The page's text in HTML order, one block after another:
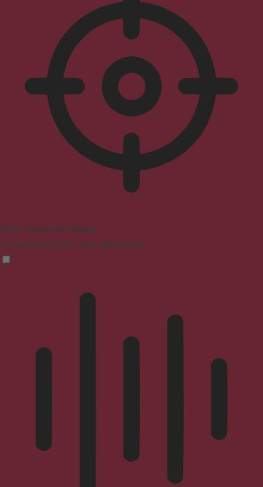
ADHD-freundlicher Modus
Fokussiertes Surfen, ohne Ablenkungen